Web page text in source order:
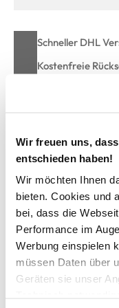
Wir freuen uns,
entschieden haben!
Wir möchten Ihnen
bieten. Cookies und
bei, dass die
Performance im
Werbung einspielen
müssen Daten über
Geräten sie unser
Schneller DHL
Kostenfreie
Kostenlose
Damen BH mit
bezaubernder
mit angenehm
Bügel unterstützen
mit zarter